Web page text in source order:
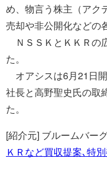
め、物言う株主（アク
売却や非公開化などの
ＮＳＳＫとＫＫＲの
た。
オアシスは6月21日
社長と高野聖史氏の取
た。
[紹介元] ブルームバー
ＫＲなど買収提案､特